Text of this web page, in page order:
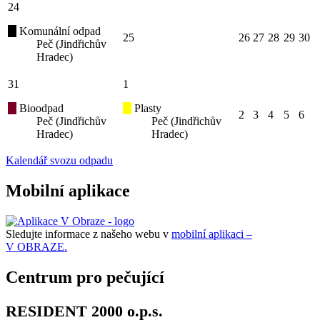
24
Komunální odpad
Peč (Jindřichův
Hradec)
25 26 27 28 29 30
31
Bioodpad
Peč (Jindřichův
Hradec)
1
Plasty
Peč (Jindřichův
Hradec)
2 3 4 5 6
Kalendář svozu odpadu
Mobilní aplikace
Sledujte informace z našeho webu v mobilní aplikaci –
V OBRAZE.
Centrum pro pečující
RESIDENT 2000 o.p.s.